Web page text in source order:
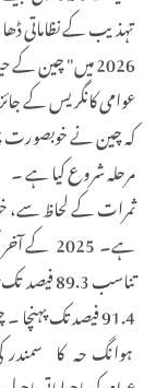
تہذیب کے نظاماتی
2026 میں" چین
عوامی کانگریس کے
کہ چین نے خوبصورت
مرحلہ شروع کیا ہے ۔
ثمرات کے لحاظ سے،
ہے۔
تناسب
91.4 فیصد تک
ہوانگ حہ کا سمندر